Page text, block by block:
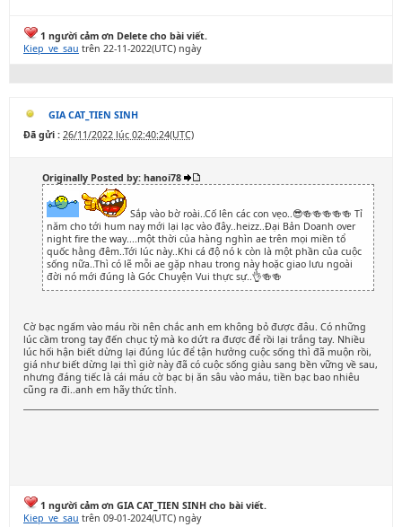
1 người cảm ơn Delete cho bài viết.
Kiep_ve_sau trên 22-11-2022(UTC) ngày
GIA CAT_TIEN SINH
Đã gửi : 26/11/2022 lúc 02:40:24(UTC)
Originally Posted by: hanoi78
Sắp vào bờ roài..Cố lên các con vẹo..😎🍻🍻🍻🍻🍻 Tỉ
năm cho tới hum nay mới lại lạc vào đây..heizz..Đại Bản Doanh over
night fire the way....một thời của hàng nghìn ae trên mọi miền tổ
quốc hằng đêm..Tới lúc này..Khi cá độ nó k còn là một phần của cuộc
sống nữa..Thì có lẽ mỗi ae gặp nhau trong này hoặc giao lưu ngoài
đời nó mới đúng là Góc Chuyện Vui thực sự..👌🍻🍻
Cờ bạc ngấm vào máu rồi nên chắc anh em không bỏ được đâu. Có những
lúc cầm trong tay đến chục tỷ mà ko dứt ra được để rồi lại trắng tay. Nhiều
lúc hối hận biết dừng lại đúng lúc để tận hưởng cuộc sống thì đã muộn rồi,
giá như biết dừng lại thì giờ này đã có cuộc sống giàu sang bền vững về sau,
nhưng đáng tiếc là cái máu cờ bạc bị ăn sâu vào máu, tiền bạc bao nhiêu
cũng ra đi..anh em hãy thức tỉnh.
1 người cảm ơn GIA CAT_TIEN SINH cho bài viết.
Kiep_ve_sau trên 09-01-2024(UTC) ngày